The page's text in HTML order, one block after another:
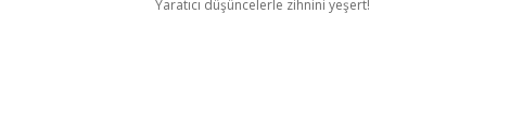
Yaratıcı düşüncelerle zihnini yeşert!